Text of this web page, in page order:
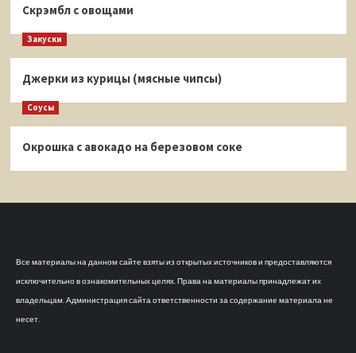
Скрэмбл с овощами
Закуски
Джерки из курицы (мясные чипсы)
Соусы
Окрошка с авокадо на березовом соке
Все материалы на данном сайте взяты из открытых источников и предоставляются
исключительно в ознакомительных целях. Права на материалы принадлежат их
владельцам. Администрация сайта ответственности за содержание материала не
несет.